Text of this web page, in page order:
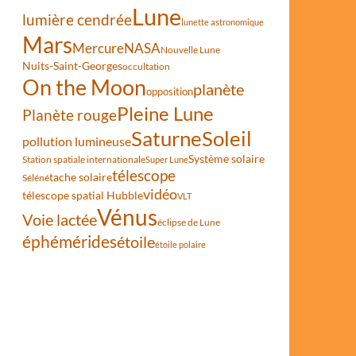
lumière cendréeLunelunette astronomique
MarsMercureNASANouvelle Lune
Nuits-Saint-Georgesoccultation
On the Moonoppositionplanète
Planète rougePleine Lune
pollution lumineuseSaturneSoleil
Station spatiale internationaleSuper LuneSystème solaire
Sélénétache solairetélescope
télescope spatial HubblevidéoVLT
Voie lactéeVénuséclipse de Lune
éphéméridesétoileétoile polaire